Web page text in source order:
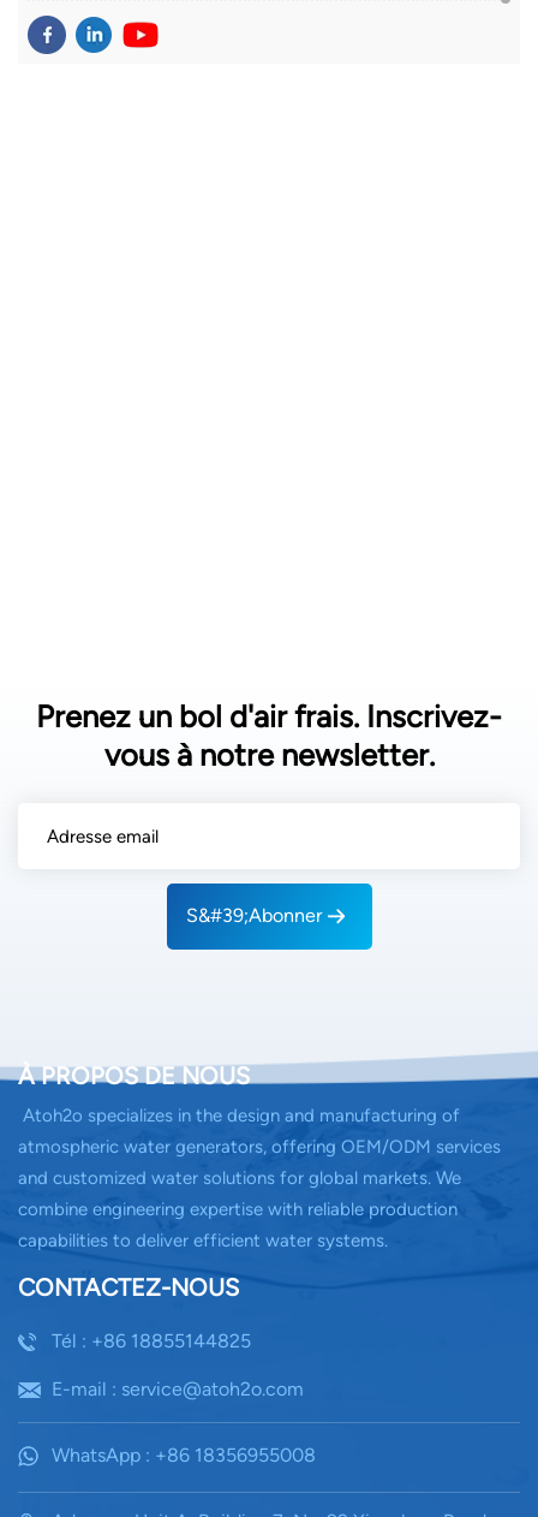
Prenez un bol d'air frais. Inscrivez-
vous à notre newsletter.
S&#39;abonner
À PROPOS DE NOUS
Atoh2o specializes in the design and manufacturing of
atmospheric water generators, offering OEM/ODM services
and customized water solutions for global markets. We
combine engineering expertise with reliable production
capabilities to deliver efficient water systems.
CONTACTEZ-NOUS
Tél : +86 18855144825
E-mail : service@atoh2o.com
WhatsApp : +86 18356955008